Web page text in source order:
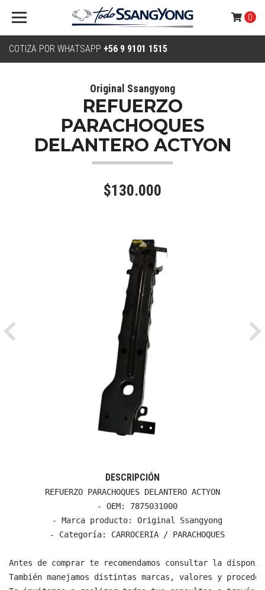
COTIZA POR WHATSAPP +56 9 9101 1515
0
Original Ssangyong
REFUERZO
PARACHOQUES
DELANTERO ACTYON
$130.000
Previous
DESCRIPCIÓN
REFUERZO PARACHOQUES DELANTERO ACTYON
  - OEM: 7875031000
  - Marca producto: Original Ssangyong
  - Categoría: CARROCERIA / PARACHOQUES
Antes de comprar te recomendamos consultar la
También manejamos distintas marcas, valores y